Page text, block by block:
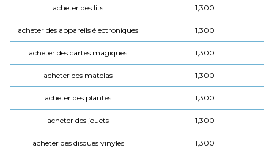
acheter des lits 1,300
acheter des appareils électroniques 1,300
acheter des cartes magiques 1,300
acheter des matelas 1,300
acheter des plantes 1,300
acheter des jouets 1,300
acheter des disques vinyles 1,300